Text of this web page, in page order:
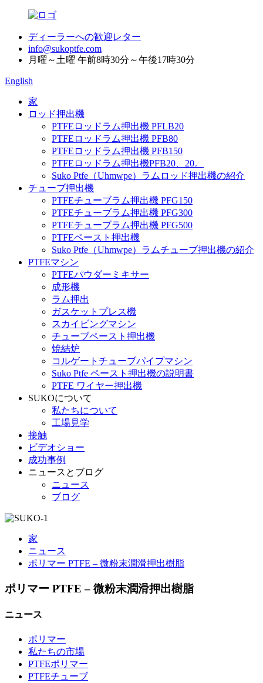
ディーラーへの歓迎レター
info@sukoptfe.com
月曜～土曜 午前8時30分～午後17時30分
English
家
ロッド押出機
PTFEロッドラム押出機 PFLB20
PTFEロッドラム押出機 PFB80
PTFEロッドラム押出機 PFB150
PTFEロッドラム押出機PFB20、20。
Suko Ptfe（Uhmwpe）ラムロッド押出機の紹介
チューブ押出機
PTFEチューブラム押出機 PFG150
PTFEチューブラム押出機 PFG300
PTFEチューブラム押出機 PFG500
PTFEペースト押出機
Suko Ptfe（Uhmwpe）ラムチューブ押出機の紹介
PTFEマシン
PTFEパウダーミキサー
成形機
ラム押出
ガスケットプレス機
スカイビングマシン
チューブペースト押出機
焼結炉
コルゲートチューブパイプマシン
Suko Ptfe ペースト押出機の説明書
PTFE ワイヤー押出機
SUKOについて
私たちについて
工場見学
接触
ビデオショー
成功事例
ニュースとブログ
ニュース
ブログ
家
ニュース
ポリマー PTFE – 微粉末潤滑押出樹脂
ポリマー PTFE – 微粉末潤滑押出樹脂
ニュース
ポリマー
私たちの市場
PTFEポリマー
PTFEチューブ